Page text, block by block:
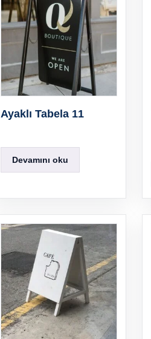
Ayaklı Tabela 11
Devamını oku